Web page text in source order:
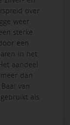
over
weer
sterke
een
in het
aandeel
dan
van
als